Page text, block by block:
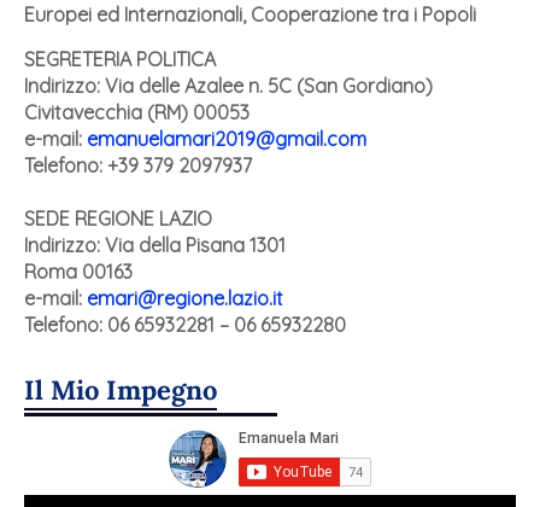
Europei ed Internazionali, Cooperazione tra i Popoli
SEGRETERIA POLITICA
Indirizzo: Via delle Azalee n. 5C (San Gordiano)
Civitavecchia (RM) 00053
e-mail: emanuelamari2019@gmail.com
Telefono: +39 379 2097937
SEDE REGIONE LAZIO
Indirizzo: Via della Pisana 1301
Roma 00163
e-mail: emari@regione.lazio.it
Telefono: 06 65932281 – 06 65932280
Il Mio Impegno